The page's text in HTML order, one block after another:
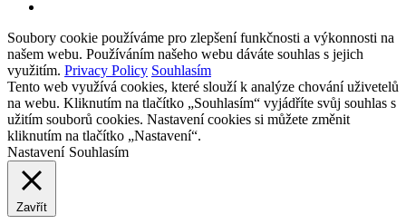
Soubory cookie používáme pro zlepšení funkčnosti a výkonnosti na
našem webu. Používáním našeho webu dáváte souhlas s jejich
využitím. Privacy Policy Souhlasím
Tento web využívá cookies, které slouží k analýze chování uživetelů
na webu. Kliknutím na tlačítko „Souhlasím“ vyjádříte svůj souhlas s
užitím souborů cookies. Nastavení cookies si můžete změnit
kliknutím na tlačítko „Nastavení“.
Nastavení Souhlasím
Zavřít